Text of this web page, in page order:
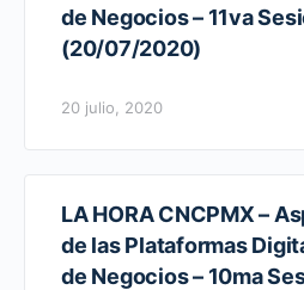
de Negocios – 11va
(20/07/2020)
20 julio, 2020
LA HORA CNCPMX –
de las Plataformas
de Negocios – 10ma